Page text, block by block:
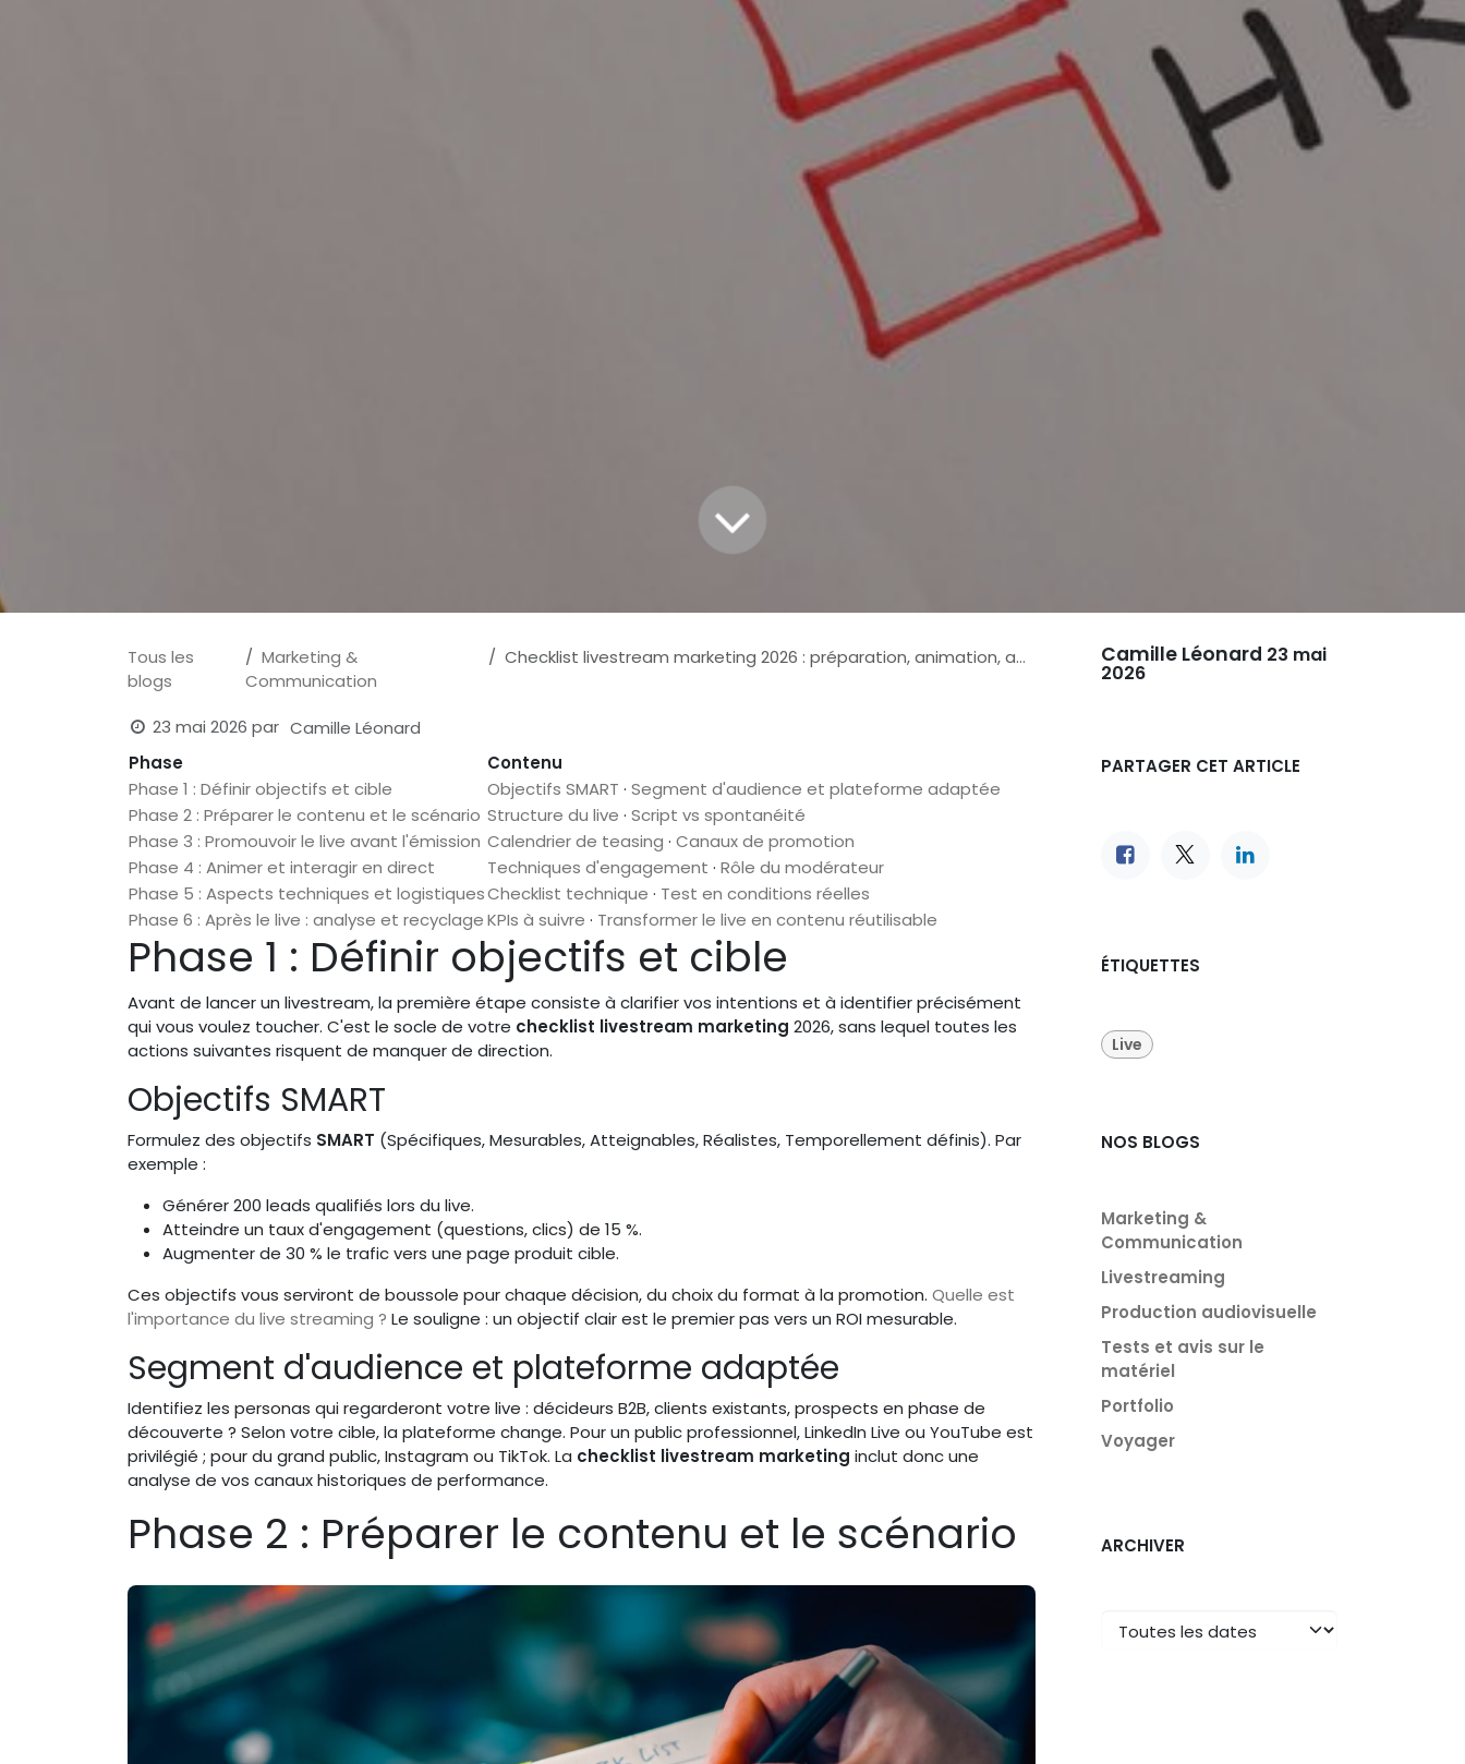
Tous les
blogs
Marketing &
Communication
Checklist livestream marketing 2026 : préparation, animation, analyse
23 mai 2026 par Camille Léonard
Phase
Contenu
Phase 1 : Définir objectifs et cible
Objectifs SMART · Segment d'audience et plateforme adaptée
Phase 2 : Préparer le contenu et le scénario Structure du live · Script vs spontanéité
Phase 3 : Promouvoir le live avant l'émission Calendrier de teasing · Canaux de promotion
Phase 4 : Animer et interagir en direct
Techniques d'engagement · Rôle du modérateur
Phase 5 : Aspects techniques et logistiquesChecklist technique · Test en conditions réelles
Phase 6 : Après le live : analyse et recyclageKPIs à suivre · Transformer le live en contenu réutilisable
Phase 1 : Définir objectifs et cible
Avant de lancer un livestream, la première étape consiste à clarifier vos intentions et à identifier précisément
qui vous voulez toucher. C'est le socle de votre checklist livestream marketing 2026, sans lequel toutes les
actions suivantes risquent de manquer de direction.
Objectifs SMART
Formulez des objectifs SMART (Spécifiques, Mesurables, Atteignables, Réalistes, Temporellement définis). Par
exemple :
Générer 200 leads qualifiés lors du live.
Atteindre un taux d'engagement (questions, clics) de 15 %.
Augmenter de 30 % le trafic vers une page produit cible.
Ces objectifs vous serviront de boussole pour chaque décision, du choix du format à la promotion. Quelle est
l'importance du live streaming ? Le souligne : un objectif clair est le premier pas vers un ROI mesurable.
Segment d'audience et plateforme adaptée
Identifiez les personas qui regarderont votre live : décideurs B2B, clients existants, prospects en phase de
découverte ? Selon votre cible, la plateforme change. Pour un public professionnel, LinkedIn Live ou YouTube est
privilégié ; pour du grand public, Instagram ou TikTok. La checklist livestream marketing inclut donc une
analyse de vos canaux historiques de performance.
Phase 2 : Préparer le contenu et le scénario
Camille Léonard 23 mai
2026
PARTAGER CET ARTICLE
ÉTIQUETTES
Live
NOS BLOGS
Marketing &
Communication
Livestreaming
Production audiovisuelle
Tests et avis sur le
matériel
Portfolio
Voyager
ARCHIVER